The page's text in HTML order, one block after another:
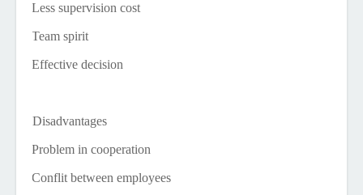
Less supervision cost
Team spirit
Effective decision
Disadvantages
Problem in cooperation
Conflit between employees